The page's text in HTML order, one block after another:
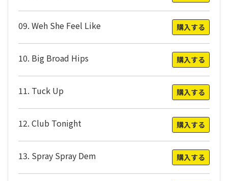
09. Weh She Feel Like 購入する
10. Big Broad Hips 購入する
11. Tuck Up 購入する
12. Club Tonight 購入する
13. Spray Spray Dem 購入する